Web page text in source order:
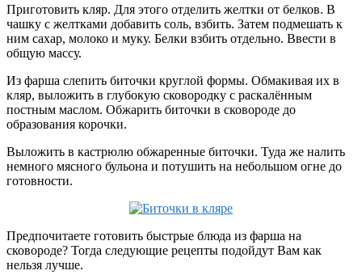
Приготовить кляр. Для этого отделить желтки от белков. В
чашку с желтками добавить соль, взбить. Затем подмешать к
ним сахар, молоко и муку. Белки взбить отдельно. Ввести в
общую массу.
Из фарша слепить биточки круглой формы. Обмакивая их в
кляр, выложить в глубокую сковородку с раскалённым
постным маслом. Обжарить биточки в сковороде до
образования корочки.
Выложить в кастрюлю обжаренные биточки. Туда же налить
немного мясного бульона и потушить на небольшом огне до
готовности.
Предпочитаете готовить быстрые блюда из фарша на
сковороде? Тогда следующие рецепты подойдут Вам как
нельзя лучше.